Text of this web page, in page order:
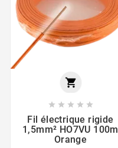

    
Fil électrique rigide
1,5mm² HO7VU 100m
Orange